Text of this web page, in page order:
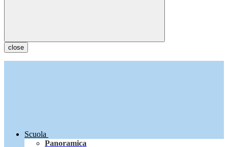
close
Scuola
Panoramica